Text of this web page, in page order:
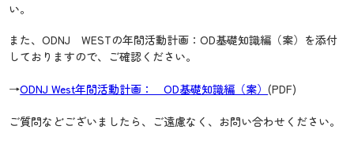
い。
また、ODNJ WESTの年間活動計画：OD基礎知識編（案）を添付
しておりますので、ご確認ください。
→ODNJ West年間活動計画： OD基礎知識編（案）(PDF)
ご質問などございましたら、ご遠慮なく、お問い合わせください。